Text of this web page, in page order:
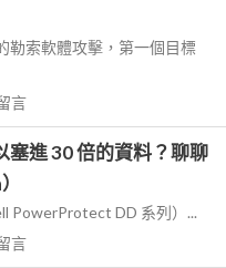
勒索軟體攻擊，第一個目標
言
進 30 倍的資料？聊聊
PowerProtect DD 系列）...
言